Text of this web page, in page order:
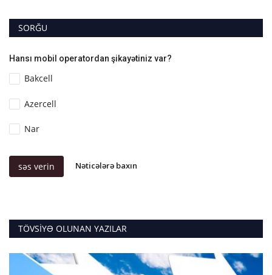
SORĞU
Hansı mobil operatordan şikayətiniz var?
Bakcell
Azercell
Nar
səs verin Nəticələrə baxın
TÖVSIYƏ OLUNAN YAZILAR